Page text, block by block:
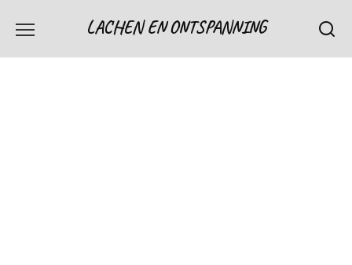
LACHEN EN ONTSPANNING